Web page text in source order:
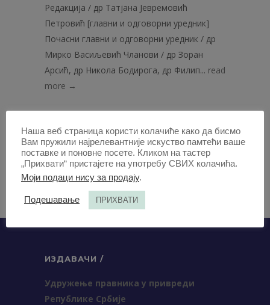
Редакција / др Татјана Јевремовић
Петровић [главни и одговорни уредник]
Почасни главни и одговорни уредник / др
Мирко Васиљевић Чланови / др Зоран
Арсић, др Никола Бодирога, др Филип... read
more →
ИЗДАВАЧИ /
Удружење правника у привреди
Републике Србије
Наша веб страница користи колачиће како да бисмо
Вам пружили најрелевантније искуство памтећи ваше
поставке и поновне посете. Кликом на тастер
„Прихвати“ пристајете на употребу СВИХ колачића.
Моји подаци нису за продају.
Подешавање ПРИХВАТИ